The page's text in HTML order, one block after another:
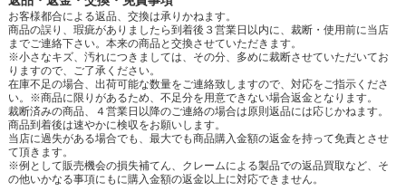
お客様都合による返品、交換は承りかねます。
商品の誤り、瑕疵がありましたら到着後３営業日以内に、裁断・使用前に当店
までご連絡下さい。本来の商品と交換させていただきます。
※小さなキズ、汚れにつきましては、その分、多めに裁断させていただいてお
りますので、ご了承ください。
在庫不足の場合、出荷可能な数量をご連絡致しますので、対応をご指示くださ
い。※商品に限りがあるため、不足分を用意できない場合返金となります。
裁断済みの商品、４営業日以降のご連絡の場合は原則返品には応じかねます。
商品到着後は速やかに検収をお願いします。
当店に過失がある場合でも、最大でも商品購入金額の返金を持って免責とさせ
て頂きます。
※例として販売機会の損失補てん、クレームによる製品での返品買取など、そ
の他いかなる事項にもに購入金額の返金以上に対応できません。